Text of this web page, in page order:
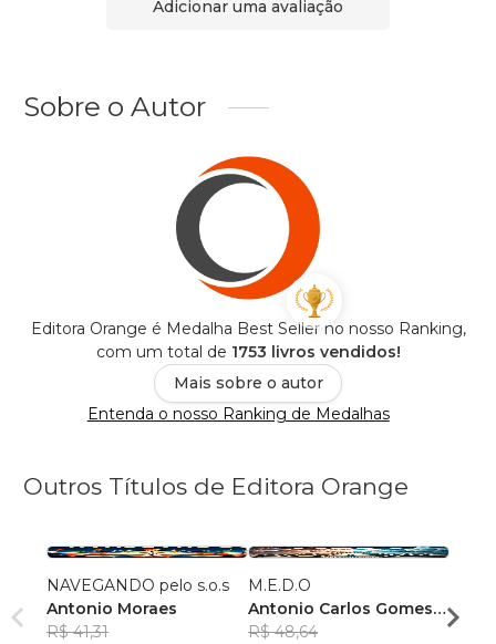
Adicionar uma avaliação
Sobre o Autor
Editora Orange é Medalha Best Seller no nosso Ranking,
com um total de 1753 livros vendidos!
Mais sobre o autor
Entenda o nosso Ranking de Medalhas
Outros Títulos de Editora Orange
NAVEGANDO pelo s.o.s
Antonio Moraes
R$ 41,31
M.E.D.O
Antonio Carlos Gomes
de Moraes
R$ 48,64
R$